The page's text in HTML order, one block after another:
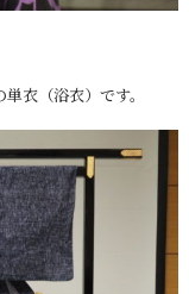
衣（浴衣）です。